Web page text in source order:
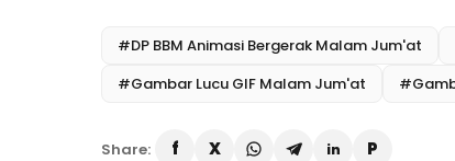
#DP BBM Animasi Bergerak Malam Jum'at
#Gambar Lucu GIF Malam Jum'at
Share: